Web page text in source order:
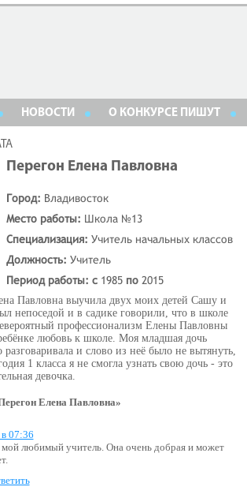
НОВОСТИ О КОНКУРСЕ ПИШУТ
Перегон Елена Павловна
Город: Владивосток
Место работы: Школа №13
Специализация: Учитель начальных классов
Должность: Учитель
Период работы: с1985по 2015
Павловна выучила двух моих детей Сашу и
непоседой и в садике говорили, что в школе
профессионализм Елены Павловны
любовь к школе. Моя младшая дочь
и слово из неё было не вытянуть,
1 класса я не смогла узнать свою дочь - это
девочка.
Елена Павловна»
07:36
любимый учитель. Она очень добрая и может